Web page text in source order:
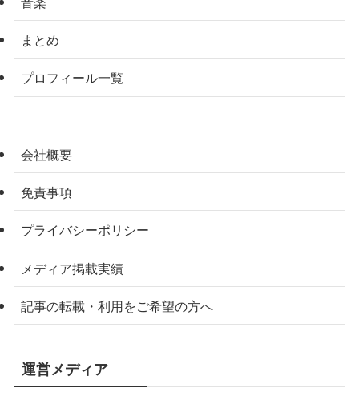
まとめ
プロフィール一覧
会社概要
免責事項
プライバシーポリシー
メディア掲載実績
記事の転載・利用をご希望の方へ
運営メディア